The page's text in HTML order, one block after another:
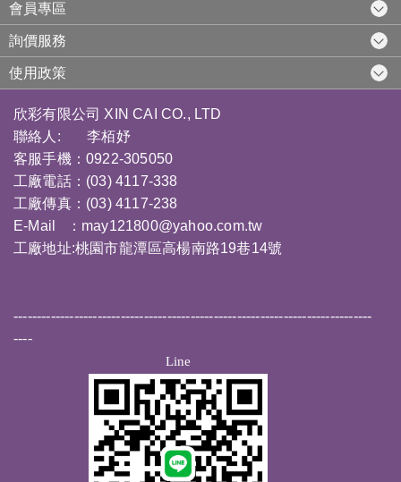
會員專區
詢價服務
使用政策
欣彩有限公司 XIN CAI CO., LTD
聯絡人: 李栢妤
客服手機：0922-305050
工廠電話：(03) 4117-338
工廠傳真：(03) 4117-238
E-Mail ： may121800@yahoo.com.tw
工廠地址:桃園市龍潭區高楊南路19巷14號
-----------------------------------------------------------------------------
----
Line